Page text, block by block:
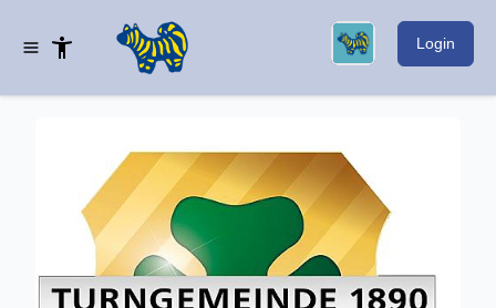
Login